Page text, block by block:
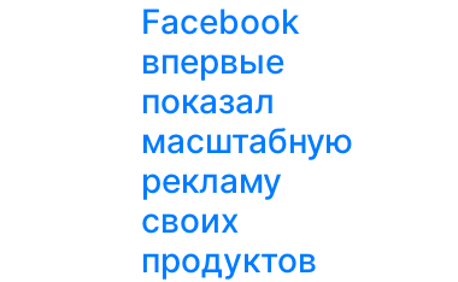
Facebook
впервые
показал
масштабную
рекламу
своих
продуктов